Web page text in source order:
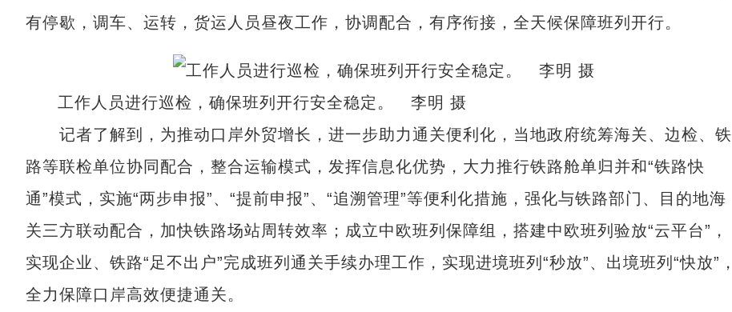
有停歇，调车、运转，货运人员昼夜工作，协调配合，有序衔接，全天候保障班列开行。
工作人员进行巡检，确保班列开行安全稳定。 李明 摄
记者了解到，为推动口岸外贸增长，进一步助力通关便利化，当地政府统筹海关、边检、铁
路等联检单位协同配合，整合运输模式，发挥信息化优势，大力推行铁路舱单归并和“铁路快
通”模式，实施“两步申报”、“提前申报”、“追溯管理”等便利化措施，强化与铁路部门、目的地海
关三方联动配合，加快铁路场站周转效率；成立中欧班列保障组，搭建中欧班列验放“云平台”，
实现企业、铁路“足不出户”完成班列通关手续办理工作，实现进境班列“秒放”、出境班列“快放”，
全力保障口岸高效便捷通关。